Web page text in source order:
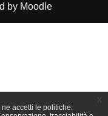
accetti le politiche:
by Moodle